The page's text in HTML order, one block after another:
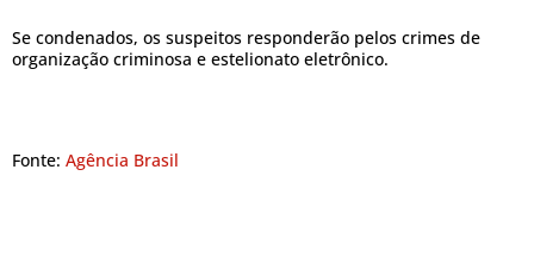
Se condenados, os suspeitos responderão pelos crimes de
organização criminosa e estelionato eletrônico.
Fonte: Agência Brasil